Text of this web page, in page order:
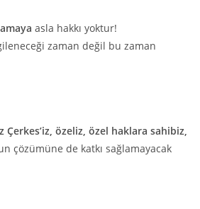
asla hakkı yoktur!
zaman değil bu zaman
Çerkes’iz, özeliz, özel haklara sahibiz,
çözümüne de katkı sağlamayacak